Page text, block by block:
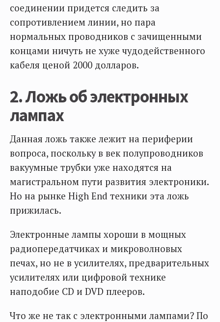
соединении придется следить за
сопротивлением линии, но пара
нормальных проводников с зачищенными
концами ничуть не хуже чудодейственного
кабеля ценой 2000 долларов.
2. Ложь об электронных
лампах
Данная ложь также лежит на периферии
вопроса, поскольку в век полупроводников
вакуумные трубки уже находятся на
магистральном пути развития электроники.
Но на рынке High End техники эта ложь
прижилась.
Электронные лампы хороши в мощных
радиопередатчиках и микроволновых
печах, но не в усилителях, предварительных
усилителях или цифровой технике
наподобие CD и DVD плееров.
Что же не так с электронными лампами? По